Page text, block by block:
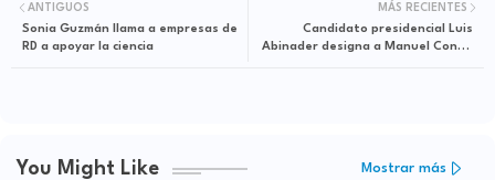
MÁS RECIENTES
Candidato presidencial Luis
Abinader designa a Manuel Conde
ANTIGUOS
Sonia Guzmán llama a empresas de
RD a apoyar la ciencia
You Might Like Mostrar más